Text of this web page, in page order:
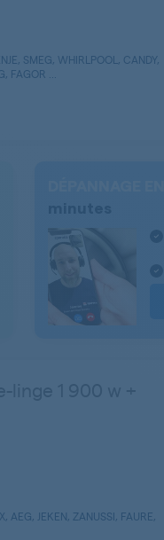
SMEG, WHIRLPOOL, CANDY,
FAGOR ...
AEG, JEKEN, ZANUSSI, FAURE,